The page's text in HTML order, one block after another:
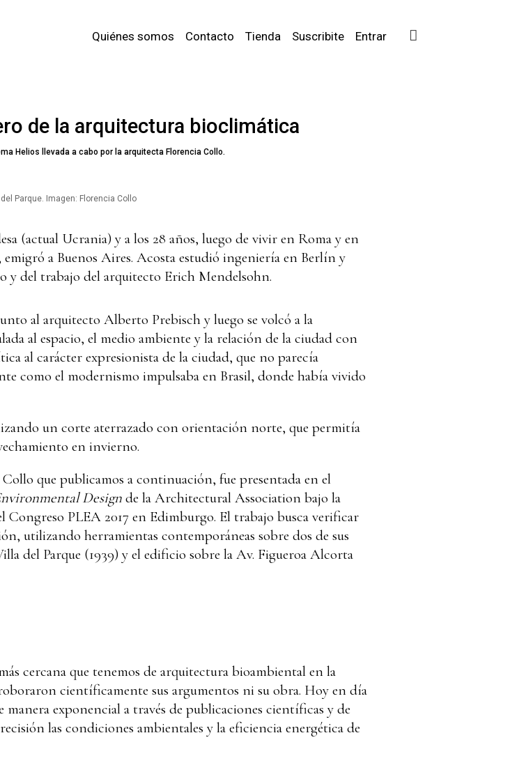
Quiénes somos Contacto Tienda Suscribite Entrar
de la arquitectura bioclimática
Helios llevada a cabo por la arquitecta Florencia Collo.
Parque. Imagen: Florencia Collo
(actual Ucrania) y a los 28 años, luego de vivir en Roma y en
a Buenos Aires. Acosta estudió ingeniería en Berlín y
y del trabajo del arquitecto Erich Mendelsohn.
al arquitecto Alberto Prebisch y luego se volcó a la
al espacio, el medio ambiente y la relación de la ciudad con
al carácter expresionista de la ciudad, que no parecía
como el modernismo impulsaba en Brasil, donde había vivido
un corte aterrazado con orientación norte, que permitía
en invierno.
que publicamos a continuación, fue presentada en el
Design de la Architectural Association bajo la
Congreso PLEA 2017 en Edimburgo. El trabajo busca verificar
utilizando herramientas contemporáneas sobre dos de sus
del Parque (1939) y el edificio sobre la Av. Figueroa Alcorta
cercana que tenemos de arquitectura bioambiental en la
científicamente sus argumentos ni su obra. Hoy en día
exponencial a través de publicaciones científicas y de
las condiciones ambientales y la eficiencia energética de